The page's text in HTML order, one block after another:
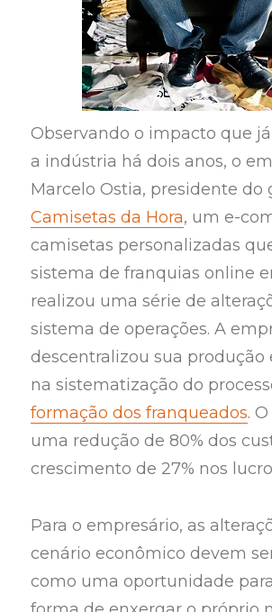
Observando o impacto que
a indústria há dois anos, o
Marcelo Ostia, presidente do
Camisetas da Hora, um e-
camisetas personalizadas
sistema de franquias online
realizou uma série de
sistema de operações. A
descentralizou sua produção
na sistematização do
formação dos franqueados.
uma redução de 80% dos
crescimento de 27% nos
Para o empresário, as
cenário econômico devem
como uma oportunidade